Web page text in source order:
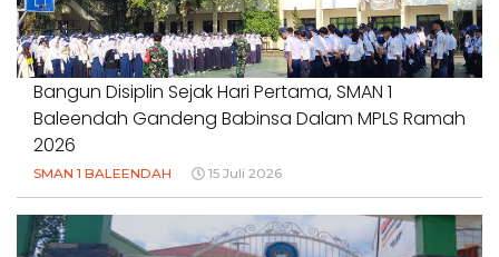
#DUGAANPENCEMARAN #AKUNTABILITASPEMERINTAH
18 Juli 2026
Bangun Disiplin Sejak Hari Pertama, SMAN 1
Baleendah Gandeng Babinsa Dalam MPLS Ramah
2026
SMAN 1 BALEENDAH 15 Juli 2026